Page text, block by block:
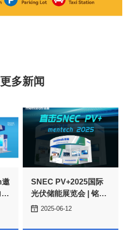
更多新闻
2025-06-12